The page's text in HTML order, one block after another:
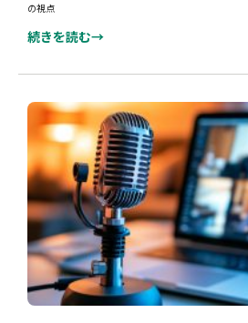
の視点
続きを読む→